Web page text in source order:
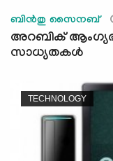
ബിൻതു സൈനബ്
അറബിക്
സാധ്യതകൾ
TECHNOLOGY